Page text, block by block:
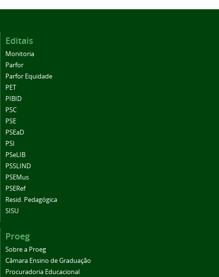
Editais
Monitoria
Parfor
Parfor Equidade
PET
PIBID
PSC
PSE
PSEaD
PSI
PSeLIB
PSSLIND
PSEMus
PSERef
Resid. Pedagógica
SISU
Proeg
Sobre a Proeg
Câmara Ensino de Graduação
Procuradoria Educacional